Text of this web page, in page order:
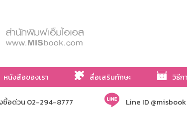
หนังสือของเรา สื่อเสริมทักษะ วิธีก
เรา
ซื้อด่วน 02-294-8777 Line ID @misbook